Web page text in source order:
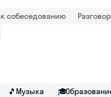
к собеседованию
🎵 Музыка 🎓